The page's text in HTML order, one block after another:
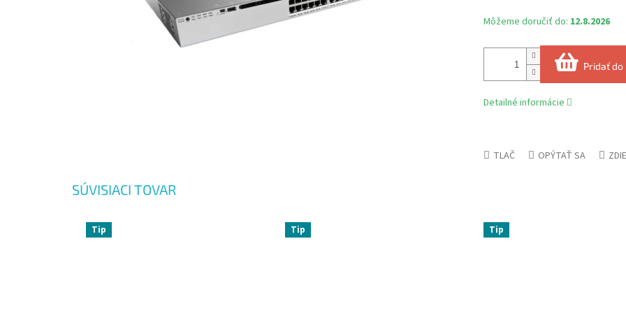
Môžeme doručiť do: 12.8.2026
Pridať do
Detailné informácie
TLAČ OPÝTAŤ SA
SÚVISIACI TOVAR
Tip Tip Tip